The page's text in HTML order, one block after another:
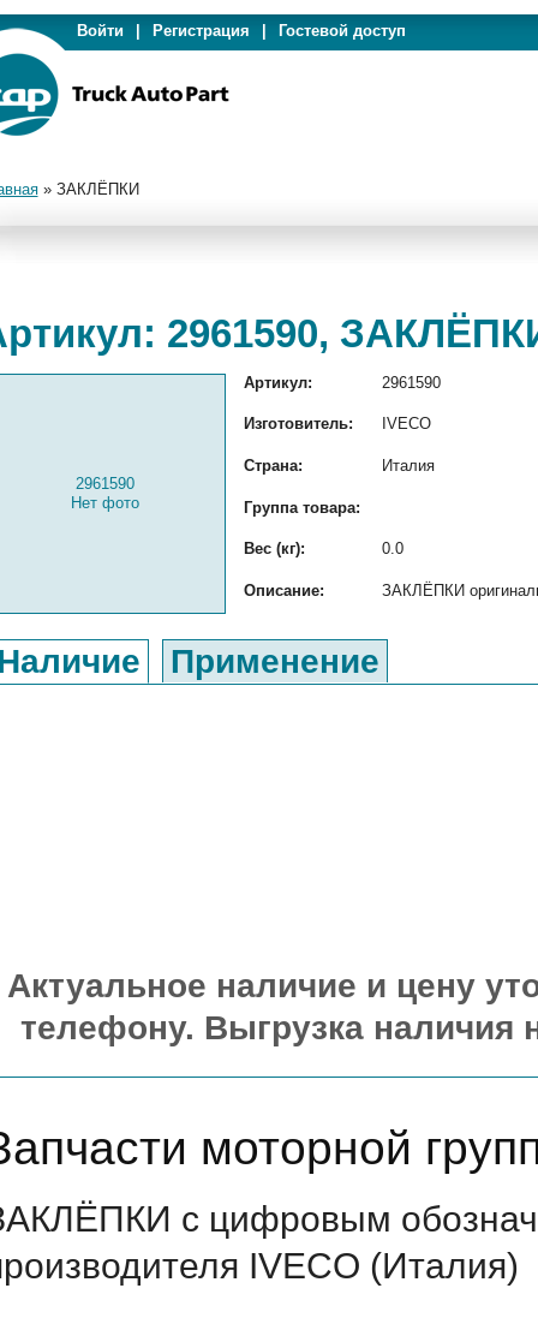
Войти Регистрация Гостевой доступ
» ЗАКЛЁПКИ
2961590,
2961590
Нет фото
Артикул: 2961590
Изготовитель: IVECO
Страна: Италия
Группа товара:
Вес (кг): 0.0
Описание: ЗАКЛЁПКИ
Применение
Актуальное наличие и цену
телефону. Выгрузка наличия
моторной
с цифровым
IVECO (Италия)